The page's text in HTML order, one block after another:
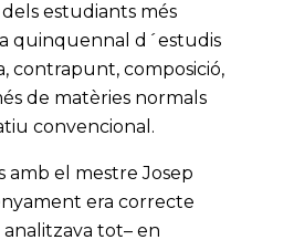
estudiants més
quinquennal d´estudis
contrapunt, composició,
de matèries normals
convencional.
amb el mestre Josep
era correcte
analitzava tot– en